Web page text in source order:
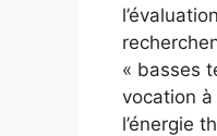
« basses
vocation
l’énergie